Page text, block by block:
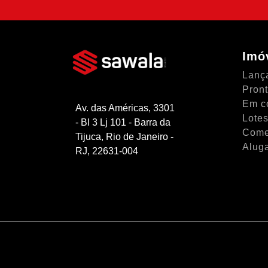
Av. das Américas, 3301
- Bl 3 Lj 101 - Barra da
Tijuca, Rio de Janeiro -
RJ, 22631-004
Em